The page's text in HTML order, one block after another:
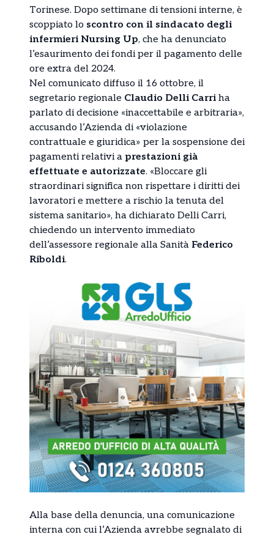
Torinese. Dopo settimane di tensioni interne, è
scoppiato lo scontro con il sindacato degli
infermieri Nursing Up, che ha denunciato
l’esaurimento dei fondi per il pagamento delle
ore extra del 2024.
Nel comunicato diffuso il 16 ottobre, il
segretario regionale Claudio Delli Carri ha
parlato di decisione «inaccettabile e arbitraria»,
accusando l’Azienda di «violazione
contrattuale e giuridica» per la sospensione dei
pagamenti relativi a prestazioni già
effettuate e autorizzate. «Bloccare gli
straordinari significa non rispettare i diritti dei
lavoratori e mettere a rischio la tenuta del
sistema sanitario», ha dichiarato Delli Carri,
chiedendo un intervento immediato
dell’assessore regionale alla Sanità Federico
Riboldi.
Alla base della denuncia, una comunicazione
interna con cui l’Azienda avrebbe segnalato di